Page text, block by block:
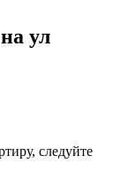
ул
следуйте